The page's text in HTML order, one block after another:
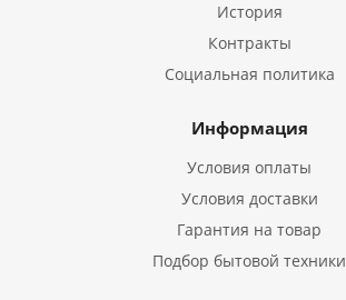
История
Контракты
Социальная политика
Информация
Условия оплаты
Условия доставки
Гарантия на товар
Подбор бытовой техники